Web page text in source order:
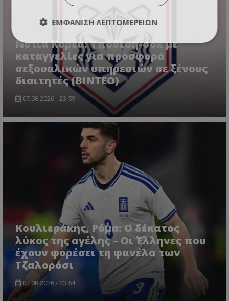
Νότια Κορέα: Υπόθεση-σοκ με
καταγγελίες για προσφορά
σεξουαλικών υπηρεσιών σε ξένους
διαιτητές (BINTEO)
07.08.2026 - 23:59
Κουλιεράκης, Ρόμα: Ο δέκατος
λύκος της αγέλης – Οι Έλληνες που
έχουν φορέσει τη φανέλα των
Τζαλορόσι
07.08.2026 - 23:54
ΕΜΦΆΝΙΣΗ ΛΕΠΤΟΜΕΡΕΙΏΝ